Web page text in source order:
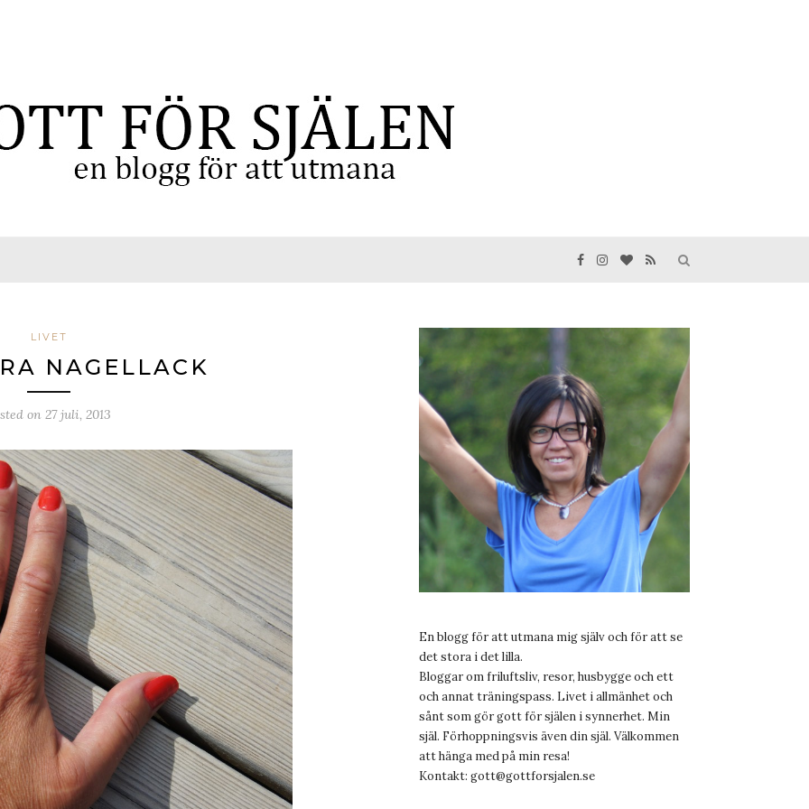
LIVET
NAGELLACK
on 27 juli, 2013
En blogg för att utmana mig själv och för att se
det stora i det lilla.
Bloggar om friluftsliv, resor, husbygge och ett
och annat träningspass. Livet i allmänhet och
sånt som gör gott för själen i synnerhet. Min
själ. Förhoppningsvis även din själ. Välkommen
att hänga med på min resa!
Kontakt: gott@gottforsjalen.se